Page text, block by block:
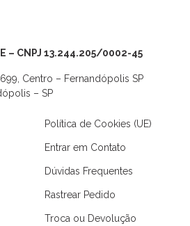
– CNPJ 13.244.205/0002-45
Centro – Fernandópolis SP
– SP
Política de Cookies (UE)
Entrar em Contato
Dúvidas Frequentes
Rastrear Pedido
Troca ou Devolução